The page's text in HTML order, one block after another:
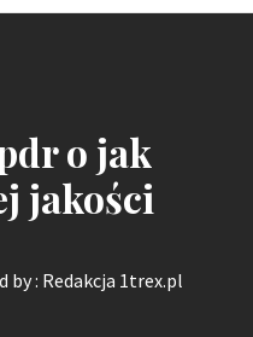
o jak
jakości
by : Redakcja 1trex.pl